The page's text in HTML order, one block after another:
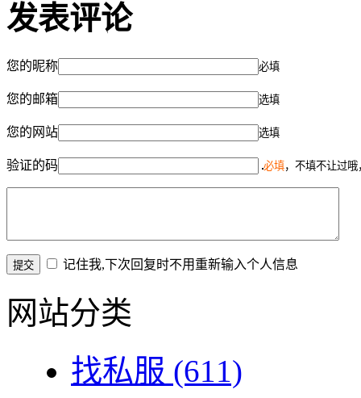
发表评论
您的昵称 必填
您的邮箱 选填
您的网站 选填
验证的码 必填，不填不让过
记住我,下次回复时不用重新输入个人信息
网站分类
找私服 (611)